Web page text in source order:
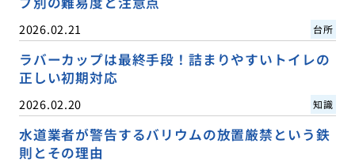
2026.02.21 台所
ラバーカップは最終手段！詰まりやすいトイレの
正しい初期対応
2026.02.20 知識
水道業者が警告するバリウムの放置厳禁という鉄
則とその理由